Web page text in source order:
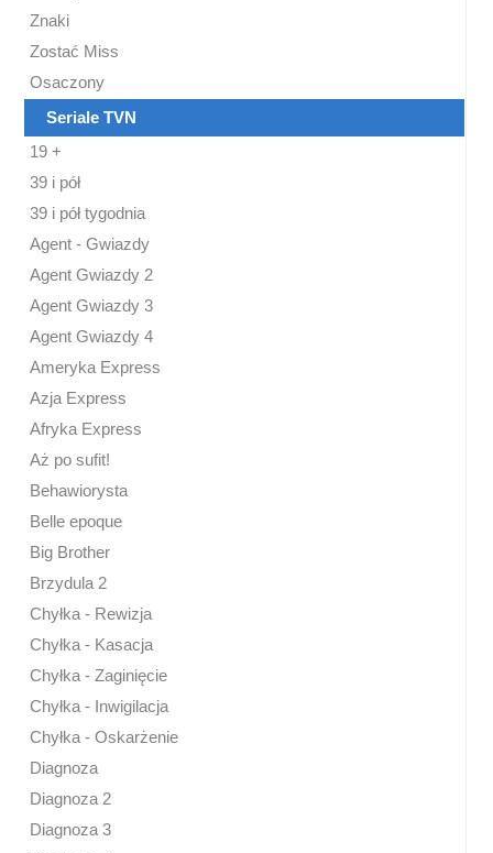
Znaki
Zostać Miss
Osaczony
Seriale TVN
19 +
39 i pół
39 i pół tygodnia
Agent - Gwiazdy
Agent Gwiazdy 2
Agent Gwiazdy 3
Agent Gwiazdy 4
Ameryka Express
Azja Express
Afryka Express
Aż po sufit!
Behawiorysta
Belle epoque
Big Brother
Brzydula 2
Chyłka - Rewizja
Chyłka - Kasacja
Chyłka - Zaginięcie
Chyłka - Inwigilacja
Chyłka - Oskarżenie
Diagnoza
Diagnoza 2
Diagnoza 3